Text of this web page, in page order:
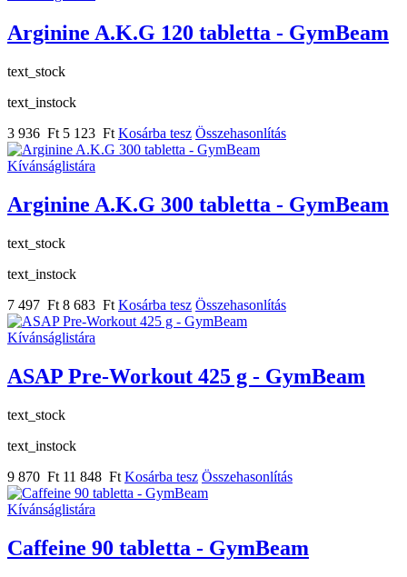
Arginine A.K.G 120 tabletta - GymBeam
text_stock
text_instock
3 936 Ft 5 123 Ft Kosárba tesz Összehasonlítás
Kívánságlistára
Arginine A.K.G 300 tabletta - GymBeam
text_stock
text_instock
7 497 Ft 8 683 Ft Kosárba tesz Összehasonlítás
Kívánságlistára
ASAP Pre-Workout 425 g - GymBeam
text_stock
text_instock
9 870 Ft 11 848 Ft Kosárba tesz Összehasonlítás
Kívánságlistára
Caffeine 90 tabletta - GymBeam